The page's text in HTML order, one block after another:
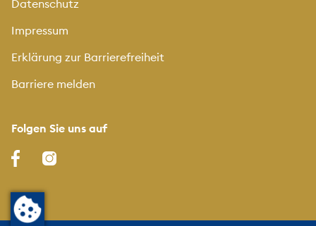
Datenschutz
Impressum
Erklärung zur Barrierefreiheit
Barriere melden
Folgen Sie uns auf